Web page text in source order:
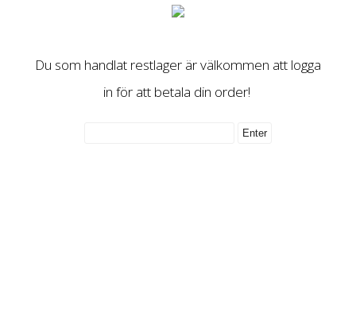
Du som handlat restlager är välkommen att logga
in för att betala din order!